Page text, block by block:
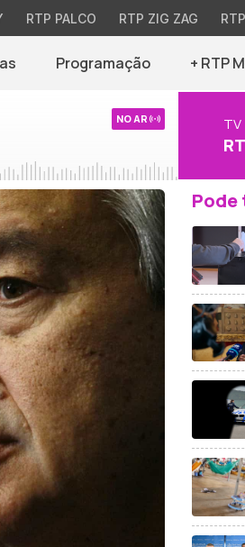
RTP PALCO RTP ZIG ZAG
Programação + RTP
NO AR TV
Pode